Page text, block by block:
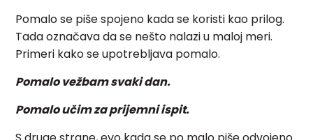
Pomalo se piše spojeno kada se koristi kao prilog.
Tada označava da se nešto nalazi u maloj meri.
Primeri kako se upotrebljava pomalo.
Pomalo vežbam svaki dan.
Pomalo učim za prijemni ispit.